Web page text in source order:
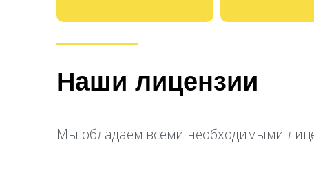
Наши лицензии
Мы обладаем всеми необходимыми